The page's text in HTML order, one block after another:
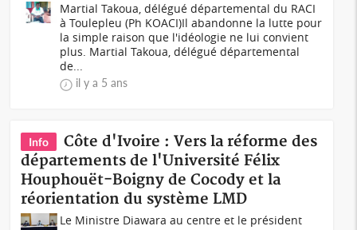
Martial Takoua, délégué départemental du RACI
à Toulepleu (Ph KOACI)Il abandonne la lutte pour
la simple raison que l'idéologie ne lui convient
plus. Martial Takoua, délégué départemental
de...
il y a 5 ans
Info
Côte d'Ivoire : Vers la réforme des
départements de l'Université Félix
Houphouët-Boigny de Cocody et la
réorientation du système LMD
Le Ministre Diawara au centre et le président